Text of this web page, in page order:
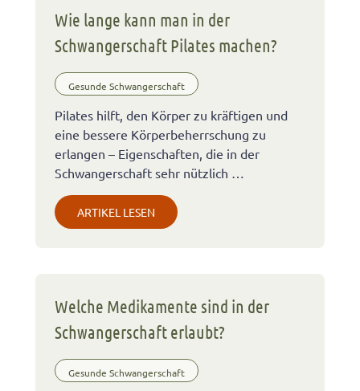
Wie lange kann man in der
Schwangerschaft Pilates machen?
Gesunde Schwangerschaft
Pilates hilft, den Körper zu kräftigen und
eine bessere Körperbeherrschung zu
erlangen – Eigenschaften, die in der
Schwangerschaft sehr nützlich …
ARTIKEL LESEN
Welche Medikamente sind in der
Schwangerschaft erlaubt?
Gesunde Schwangerschaft